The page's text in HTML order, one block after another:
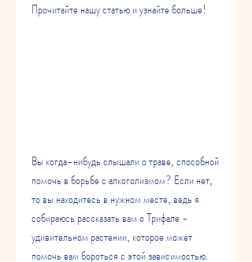
Прочитайте нашу статью и узнайте больше!
Вы когда-нибудь слышали о траве, способной
помочь в борьбе с алкоголизмом? Если нет,
то вы находитесь в нужном месте, ведь я
собираюсь рассказать вам о Трифале -
удивительном растении, которое может
помочь вам бороться с этой зависимостью.